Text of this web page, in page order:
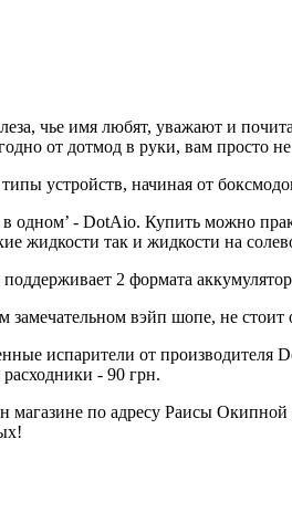
чье имя любят, уважают и
от дотмод в руки, вам просто не
устройств, начиная от
одном’ - DotAio. Купить можно
жидкости так и жидкости на
2 формата
вэйп шопе, не стоит
испарители от
- 90 грн.
по адресу Раисы